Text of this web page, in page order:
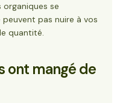
organiques se
pas nuire à vos
quantité.
ont mangé de